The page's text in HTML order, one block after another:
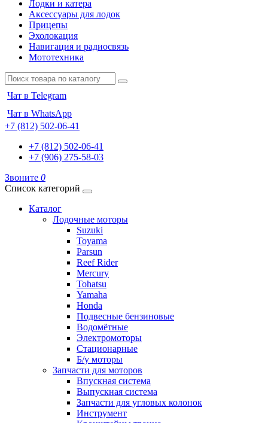
Лодки и катера
Аксессуары для лодок
Прицепы
Эхолокация
Навигация и радиосвязь
Мототехника
Чат в Telegram
Чат в WhatsApp
+7 (812) 502-06-41
+7 (812) 502-06-41
+7 (906) 275-58-03
Звоните 0
Список категорий
Каталог
Лодочные моторы
Suzuki
Toyama
Parsun
Reef Rider
Mercury
Tohatsu
Yamaha
Honda
Подвесные бензиновые
Водомётные
Электромоторы
Стационарные
Б/у моторы
Запчасти для моторов
Впускная система
Выпускная система
Запчасти для угловых колонок
Инструмент